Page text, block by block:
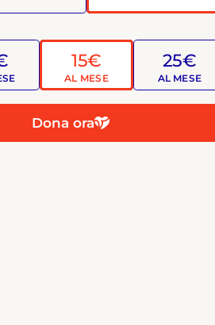
15€
AL MESE
25€
AL MESE
Dona ora